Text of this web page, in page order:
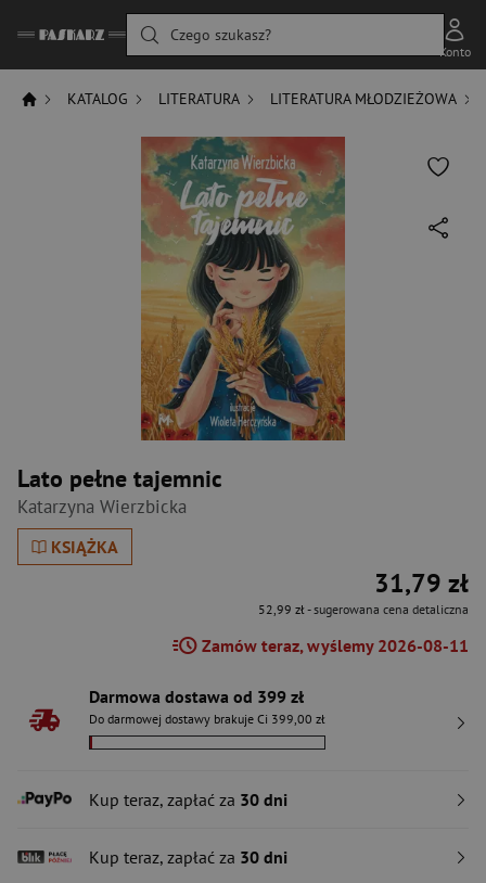
Czego szukasz?
Konto
KATALOG LITERATURA LITERATURA MŁODZIEŻOWA
Lato pełne tajemnic
Katarzyna Wierzbicka
KSIĄŻKA
31,79 zł
52,99 zł- sugerowana cena detaliczna
Zamów teraz, wyślemy 2026-08-11
Darmowa dostawa od 399 zł
Do darmowej dostawy brakuje Ci 399,00 zł
Kup teraz, zapłać za 30 dni
Kup teraz, zapłać za 30 dni